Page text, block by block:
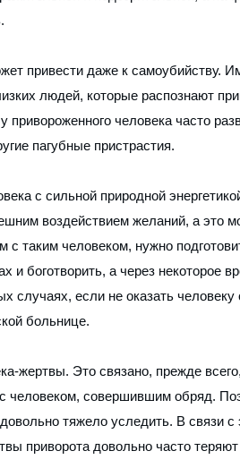
привести даже к самоубийству.
людей, которые распознают
человека часто
пагубные пристрастия.
с сильной природной
воздействием желаний, а это
с таким человеком, нужно
и боготворить, а через некоторое
случаях, если не оказать
больнице.
жертвы. Это связано, прежде
человеком, совершившим обряд.
тяжело уследить. В связи с
приворота довольно часто